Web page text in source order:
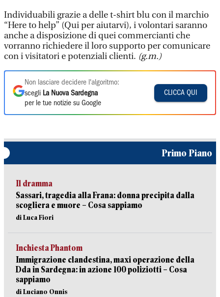
Individuabili grazie a delle t-shirt blu con il marchio
“Here to help” (Qui per aiutarvi), i volontari saranno
anche a disposizione di quei commercianti che
vorranno richiedere il loro supporto per comunicare
con i visitatori e potenziali clienti. (g.m.)
Non lasciare decidere l'algoritmo:
scegli La Nuova Sardegna
per le tue notizie su Google
CLICCA QUI
Primo Piano
Il dramma
Sassari, tragedia alla Frana: donna precipita dalla
scogliera e muore – Cosa sappiamo
di Luca Fiori
Inchiesta Phantom
Immigrazione clandestina, maxi operazione della
Dda in Sardegna: in azione 100 poliziotti – Cosa
sappiamo
di Luciano Onnis